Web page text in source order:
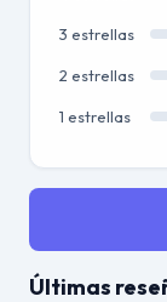
3 estrellas
2 estrellas
1 estrellas
Últimas